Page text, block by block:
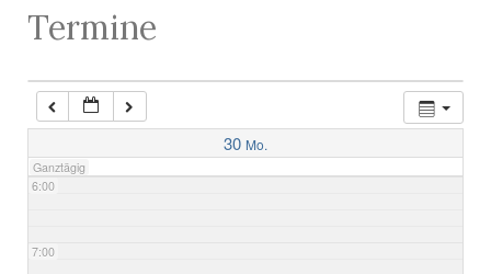
Termine
30 Mo.
Ganztägig
5:00
6:00
7:00